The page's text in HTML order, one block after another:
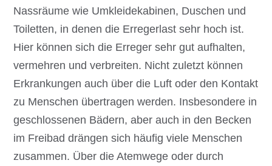
Nassräume wie Umkleidekabinen, Duschen und
Toiletten, in denen die Erregerlast sehr hoch ist.
Hier können sich die Erreger sehr gut aufhalten,
vermehren und verbreiten. Nicht zuletzt können
Erkrankungen auch über die Luft oder den Kontakt
zu Menschen übertragen werden. Insbesondere in
geschlossenen Bädern, aber auch in den Becken
im Freibad drängen sich häufig viele Menschen
zusammen. Über die Atemwege oder durch